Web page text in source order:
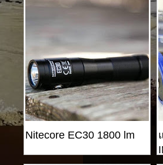
Nitecore EC30 1800 lm